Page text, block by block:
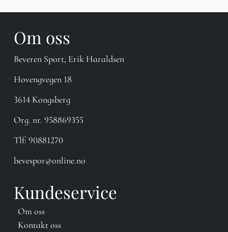
Om oss
Beveren Sport, Erik Haraldsen
Hovengvegen 18
3614 Kongsberg
Org. nr. 958869355
Tlf: 90881270
bevespor@online.no
Kundeservice
Om oss
Kontakt oss